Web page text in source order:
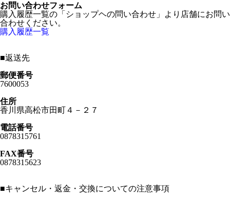
お問い合わせフォーム
購入履歴一覧の「ショップヘの問い合わせ」より店舗にお問い
合わせください。
購入履歴一覧
■返送先
郵便番号
7600053
住所
香川県高松市田町４－２７
電話番号
0878315761
FAX番号
0878315623
■キャンセル・返金・交換についての注意事項